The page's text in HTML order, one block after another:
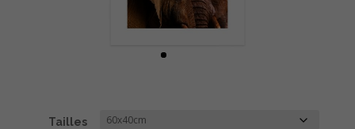
Tailles